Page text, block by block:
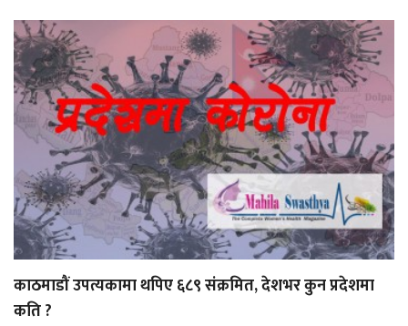
काठमाडौं उपत्यकामा थपिए ६८९ संक्रमित, देशभर कुन प्रदेशमा
कति ?